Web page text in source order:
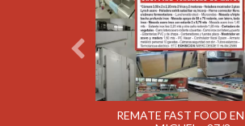
REMATE FAST FOOD